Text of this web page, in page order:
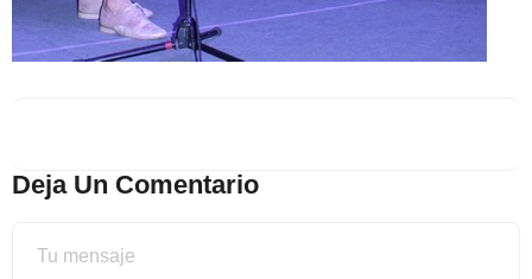
Deja Un Comentario